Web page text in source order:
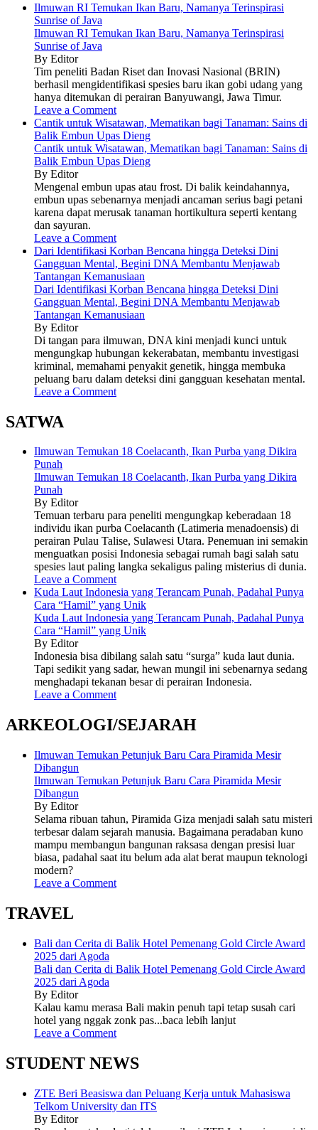
Ilmuwan RI Temukan Ikan Baru, Namanya Terinspirasi
Sunrise of Java
Ilmuwan RI Temukan Ikan Baru, Namanya Terinspirasi
Sunrise of Java
By Editor
Tim peneliti Badan Riset dan Inovasi Nasional (BRIN)
berhasil mengidentifikasi spesies baru ikan gobi udang yang
hanya ditemukan di perairan Banyuwangi, Jawa Timur.
Leave a Comment
Cantik untuk Wisatawan, Mematikan bagi Tanaman: Sains di
Balik Embun Upas Dieng
Cantik untuk Wisatawan, Mematikan bagi Tanaman: Sains di
Balik Embun Upas Dieng
By Editor
Mengenal embun upas atau frost. Di balik keindahannya,
embun upas sebenarnya menjadi ancaman serius bagi petani
karena dapat merusak tanaman hortikultura seperti kentang
dan sayuran.
Leave a Comment
Dari Identifikasi Korban Bencana hingga Deteksi Dini
Gangguan Mental, Begini DNA Membantu Menjawab
Tantangan Kemanusiaan
Dari Identifikasi Korban Bencana hingga Deteksi Dini
Gangguan Mental, Begini DNA Membantu Menjawab
Tantangan Kemanusiaan
By Editor
Di tangan para ilmuwan, DNA kini menjadi kunci untuk
mengungkap hubungan kekerabatan, membantu investigasi
kriminal, memahami penyakit genetik, hingga membuka
peluang baru dalam deteksi dini gangguan kesehatan mental.
Leave a Comment
SATWA
Ilmuwan Temukan 18 Coelacanth, Ikan Purba yang Dikira
Punah
Ilmuwan Temukan 18 Coelacanth, Ikan Purba yang Dikira
Punah
By Editor
Temuan terbaru para peneliti mengungkap keberadaan 18
individu ikan purba Coelacanth (Latimeria menadoensis) di
perairan Pulau Talise, Sulawesi Utara. Penemuan ini semakin
menguatkan posisi Indonesia sebagai rumah bagi salah satu
spesies laut paling langka sekaligus paling misterius di dunia.
Leave a Comment
Kuda Laut Indonesia yang Terancam Punah, Padahal Punya
Cara “Hamil” yang Unik
Kuda Laut Indonesia yang Terancam Punah, Padahal Punya
Cara “Hamil” yang Unik
By Editor
Indonesia bisa dibilang salah satu “surga” kuda laut dunia.
Tapi sedikit yang sadar, hewan mungil ini sebenarnya sedang
menghadapi tekanan besar di perairan Indonesia.
Leave a Comment
ARKEOLOGI/SEJARAH
Ilmuwan Temukan Petunjuk Baru Cara Piramida Mesir
Dibangun
Ilmuwan Temukan Petunjuk Baru Cara Piramida Mesir
Dibangun
By Editor
Selama ribuan tahun, Piramida Giza menjadi salah satu misteri
terbesar dalam sejarah manusia. Bagaimana peradaban kuno
mampu membangun bangunan raksasa dengan presisi luar
biasa, padahal saat itu belum ada alat berat maupun teknologi
modern?
Leave a Comment
TRAVEL
Bali dan Cerita di Balik Hotel Pemenang Gold Circle Award
2025 dari Agoda
Bali dan Cerita di Balik Hotel Pemenang Gold Circle Award
2025 dari Agoda
By Editor
Kalau kamu merasa Bali makin penuh tapi tetap susah cari
hotel yang nggak zonk pas...baca lebih lanjut
Leave a Comment
STUDENT NEWS
ZTE Beri Beasiswa dan Peluang Kerja untuk Mahasiswa
Telkom University dan ITS
By Editor